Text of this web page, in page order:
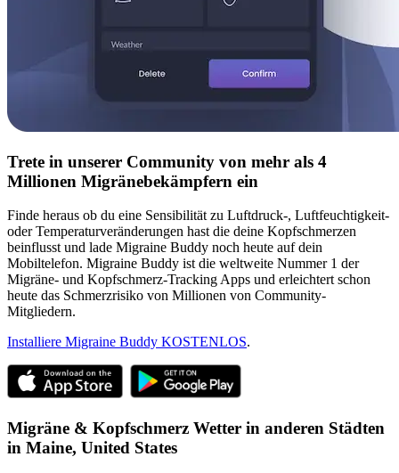
Trete in unserer Community von mehr als 4
Millionen Migränebekämpfern ein
Finde heraus ob du eine Sensibilität zu Luftdruck-, Luftfeuchtigkeit-
oder Temperaturveränderungen hast die deine Kopfschmerzen
beinflusst und lade Migraine Buddy noch heute auf dein
Mobiltelefon. Migraine Buddy ist die weltweite Nummer 1 der
Migräne- und Kopfschmerz-Tracking Apps und erleichtert schon
heute das Schmerzrisiko von Millionen von Community-
Mitgliedern.
Installiere Migraine Buddy KOSTENLOS.
Migräne & Kopfschmerz Wetter in anderen Städten
in Maine, United States